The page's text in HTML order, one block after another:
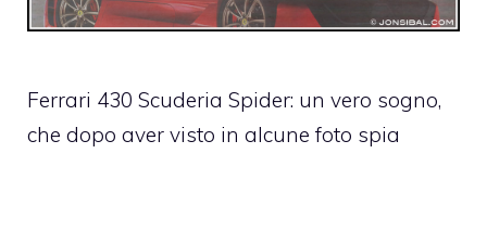
Ferrari 430 Scuderia Spider: un vero sogno,
che dopo aver visto in alcune foto spia